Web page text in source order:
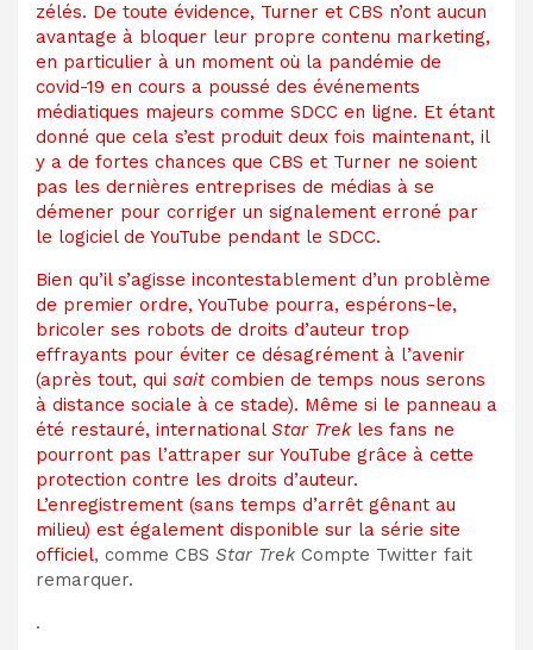
zélés. De toute évidence, Turner et CBS n’ont aucun
avantage à bloquer leur propre contenu marketing,
en particulier à un moment où la pandémie de
covid-19 en cours a poussé des événements
médiatiques majeurs comme SDCC en ligne. Et étant
donné que cela s’est produit deux fois maintenant, il
y a de fortes chances que CBS et Turner ne soient
pas les dernières entreprises de médias à se
démener pour corriger un signalement erroné par
le logiciel de YouTube pendant le SDCC.
Bien qu’il s’agisse incontestablement d’un problème
de premier ordre, YouTube pourra, espérons-le,
bricoler ses robots de droits d’auteur trop
effrayants pour éviter ce désagrément à l’avenir
(après tout, qui sait combien de temps nous serons
à distance sociale à ce stade). Même si le panneau a
été restauré, international Star Trek les fans ne
pourront pas l’attraper sur YouTube grâce à cette
protection contre les droits d’auteur.
L’enregistrement (sans temps d’arrêt gênant au
milieu) est également disponible sur la série site
officiel, comme CBS Star Trek Compte Twitter fait
remarquer.
.